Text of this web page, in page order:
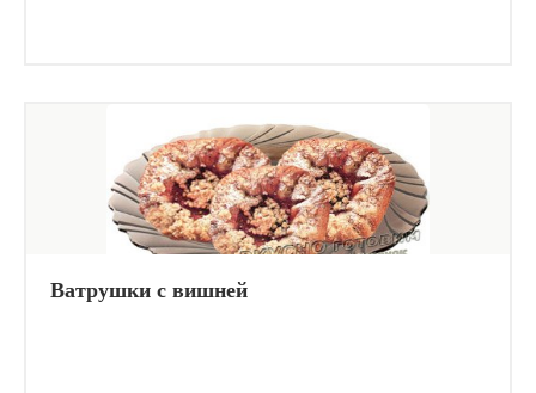
Ватрушки с вишней